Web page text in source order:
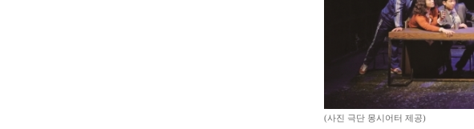
(사진 극단 몽시어터 제공)